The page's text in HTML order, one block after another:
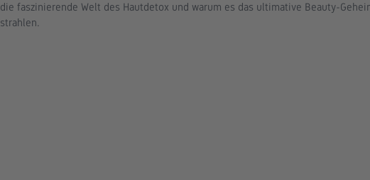
die faszinierende Welt des Hautdetox und warum es das ultimative Beauty-
strahlen.